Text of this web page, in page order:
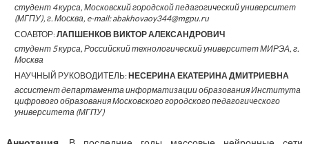
студент 4 курса, Московский городской педагогический университет
(МГПУ), г. Москва, e-mail: abakhovaoy344@mgpu.ru
СОАВТОР:ЛАПШЕНКОВ ВИКТОР АЛЕКСАНДРОВИЧ
студент 5 курса, Российский технологический университет МИРЭА, г.
Москва
НАУЧНЫЙ РУКОВОДИТЕЛЬ:НЕСЕРИНА ЕКАТЕРИНА ДМИТРИЕВНА
ассистент департамента информатизации образования Института
цифрового образования Московского городского педагогического
университета (МГПУ)